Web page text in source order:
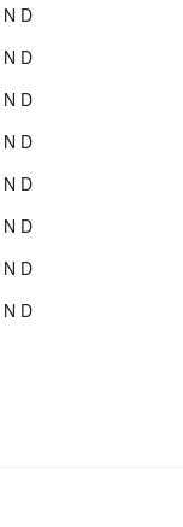
N D
N D
N D
N D
N D
N D
N D
N D